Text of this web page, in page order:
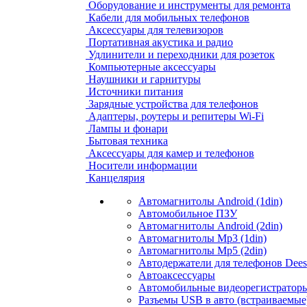
Оборудование и инструменты для ремонта
Кабели для мобильных телефонов
Аксессуары для телевизоров
Портативная акустика и радио
Удлинители и переходники для розеток
Компьютерные аксессуары
Наушники и гарнитуры
Источники питания
Зарядные устройства для телефонов
Адаптеры, роутеры и репитеры Wi-Fi
Лампы и фонари
Бытовая техника
Аксессуары для камер и телефонов
Носители информации
Канцелярия
Автомагнитолы Android (1din)
Автомобильное ПЗУ
Автомагнитолы Android (2din)
Автомагнитолы Mp3 (1din)
Автомагнитолы Mp5 (2din)
Автодержатели для телефонов
Автоаксессуары
Автомобильные
Разъемы USB в авто